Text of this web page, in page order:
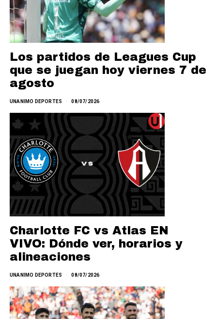
Los partidos de Leagues Cup
que se juegan hoy viernes 7 de
agosto
UNANIMO DEPORTES 08/07/2026
Charlotte FC vs Atlas EN
VIVO: Dónde ver, horarios y
alineaciones
UNANIMO DEPORTES 08/07/2026